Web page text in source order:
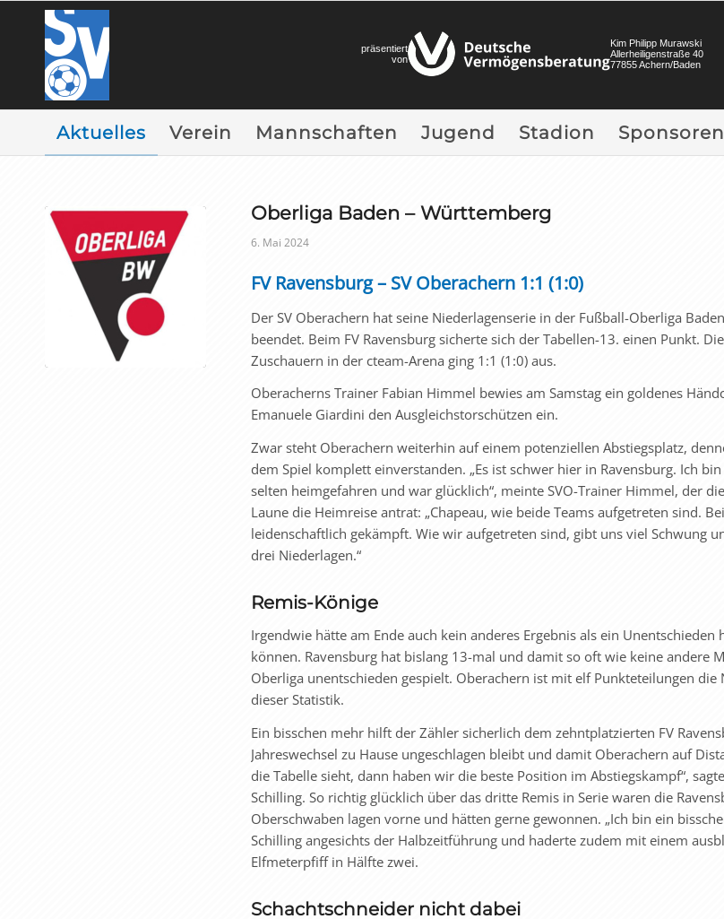
präsentiert
von
Kim Philipp Murawski
Allerheiligenstraße 40
77855 Achern/Baden
Aktuelles Verein Mannschaften Jugend Stadion
Oberliga Baden – Württemberg
6. Mai 2024
FV Ravensburg – SV Oberachern 1:1 (1:0)
Der SV Ober­achern hat seine Niederlagenserie in der Fußball-Oberliga
beendet. Beim FV Ravensburg sicherte sich der Tabellen-13. einen Punkt.
Zuschauern in der cteam-Arena ging 1:1 (1:0) aus.
Ober­acherns Trainer Fabian Himmel bewies am Samstag ein goldenes
Emanuele Giardini den Ausgleichstorschützen ein.
Zwar steht Oberachern weiterhin auf einem potenziellen Abstiegsplatz,
dem Spiel komplett einverstanden. „Es ist schwer hier in Ravensburg. Ich
selten heimgefahren und war glücklich“, meinte SVO-Trainer Himmel, der
Laune die Heimreise antrat: „Chapeau, wie beide Teams aufgetreten sind.
leidenschaftlich gekämpft. Wie wir aufgetreten sind, gibt uns viel Schwung
drei Niederlagen.“
Remis-Könige
Irgendwie hätte am Ende auch kein anderes Ergebnis als ein Unentschieden
können. Ravensburg hat bislang 13-mal und damit so oft wie keine andere
Oberliga unentschieden gespielt. Oberachern ist mit elf Punkteteilungen die
dieser Statistik.
Ein bisschen mehr hilft der Zähler sicherlich dem zehntplatzierten FV
Jahreswechsel zu Hause ungeschlagen bleibt und damit Oberachern auf
die Tabelle sieht, dann haben wir die beste Position im Abstiegskampf“,
Schilling. So richtig glücklich über das dritte Remis in Serie waren die
Oberschwaben lagen vorne und hätten gerne gewonnen. „Ich bin ein
Schilling angesichts der Halbzeitführung und haderte zudem mit einem
Elfmeterpfiff in Hälfte zwei.
Schachtschneider nicht dabei